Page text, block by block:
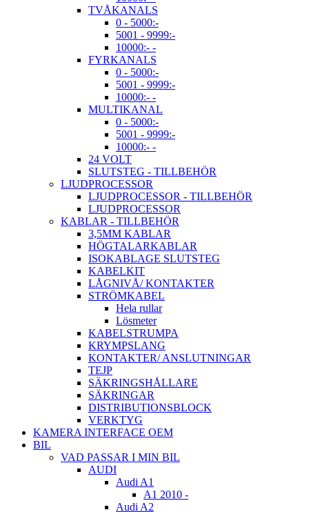
TVÅKANALS
0 - 5000:-
5001 - 9999:-
10000:- -
FYRKANALS
0 - 5000:-
5001 - 9999:-
10000:- -
MULTIKANAL
0 - 5000:-
5001 - 9999:-
10000:- -
24 VOLT
SLUTSTEG - TILLBEHÖR
LJUDPROCESSOR
LJUDPROCESSOR - TILLBEHÖR
LJUDPROCESSOR
KABLAR - TILLBEHÖR
3,5MM KABLAR
HÖGTALARKABLAR
ISOKABLAGE SLUTSTEG
KABELKIT
LÅGNIVÅ/ KONTAKTER
STRÖMKABEL
Hela rullar
Lösmeter
KABELSTRUMPA
KRYMPSLANG
KONTAKTER/ ANSLUTNINGAR
TEJP
SÄKRINGSHÅLLARE
SÄKRINGAR
DISTRIBUTIONSBLOCK
VERKTYG
KAMERA INTERFACE OEM
BIL
VAD PASSAR I MIN BIL
AUDI
Audi A1
A1 2010 -
Audi A2